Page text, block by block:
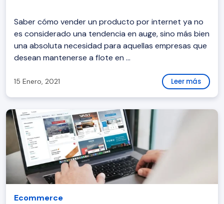
Saber cómo vender un producto por internet ya no
es considerado una tendencia en auge, sino más bien
una absoluta necesidad para aquellas empresas que
desean mantenerse a flote en ...
15 Enero, 2021 Leer más
Ecommerce